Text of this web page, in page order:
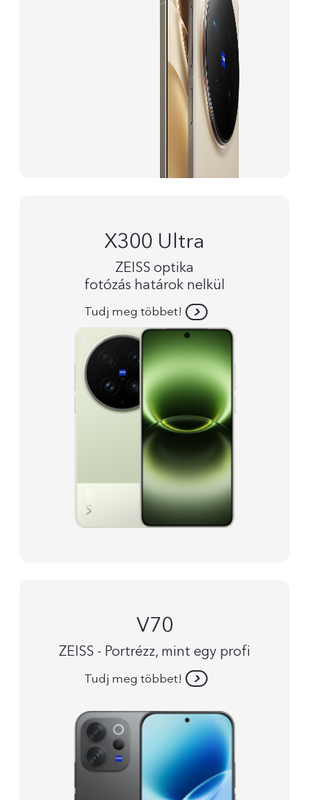
X300 Ultra
ZEISS optika
fotózás határok nelkül
Tudj meg többet!
V70
ZEISS - Portrézz, mint egy profi
Tudj meg többet!